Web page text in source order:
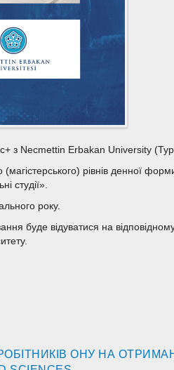
з Necmettin Erbakan University
рівнів денної
студії».
року.
буде відуватися на
ОНУ НА